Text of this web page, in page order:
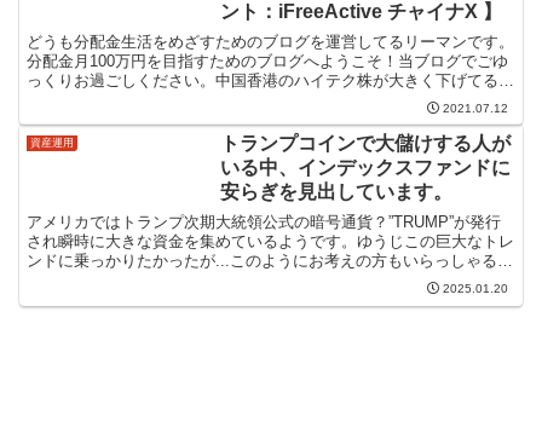
ント：iFreeActive チャイナX 】
どうも分配金生活をめざすためのブログを運営してるリーマンです。
分配金月100万円を目指すためのブログへようこそ！当ブログでごゆ
っくりお過ごしください。中国香港のハイテク株が大きく下げてるけ
ど買い時かなあ今回は、このような疑問を持つ方へのアン...2021.07.12
資産運用
トランプコインで大儲けする人が
いる中、インデックスファンドに
安らぎを見出しています。
アメリカではトランプ次期大統領公式の暗号通貨？”TRUMP”が発行
され瞬時に大きな資金を集めているようです。ゆうじこの巨大なトレ
ンドに乗っかりたかったが...このようにお考えの方もいらっしゃるか
2025.01.20